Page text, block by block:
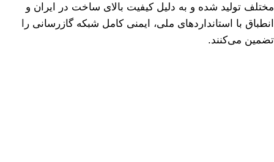
مختلف تولید شده و به دلیل کیفیت بالای ساخت در ایران و
انطباق با استانداردهای ملی، ایمنی کامل شبکه گازرسانی را
تضمین می‌کنند.